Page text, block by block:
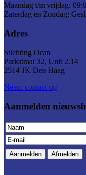
Maandag t/m vrijdag:
Zaterdag en Zondag:
Adres
Stichting Ocan
Parkstraat 32, Unit 2.14
2514 JK Den Haag
Neem contact op
Aanmelden